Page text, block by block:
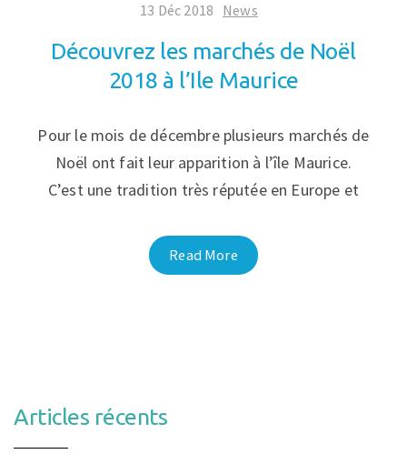
13 Déc 2018 News
Découvrez les marchés de Noël
2018 à l’Ile Maurice
Pour le mois de décembre plusieurs marchés de
Noël ont fait leur apparition à l’île Maurice.
C’est une tradition très réputée en Europe et
Read More
Articles récents